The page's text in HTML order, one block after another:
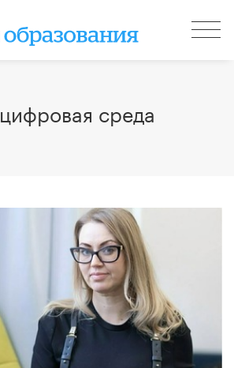
цифровая среда